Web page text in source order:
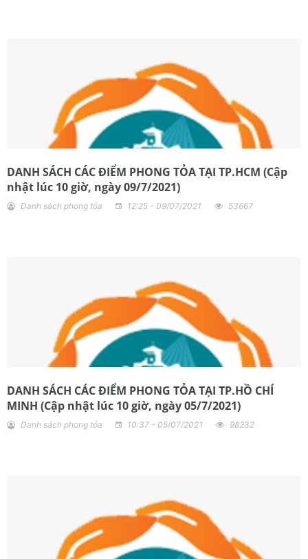
DANH SÁCH CÁC ĐIỂM PHONG TỎA TẠI TP.HCM (Cập
nhật lúc 10 giờ, ngày 09/7/2021)
Danh sách phong tỏa 12:25 - 09/07/2021 53667
DANH SÁCH CÁC ĐIỂM PHONG TỎA TẠI TP.HỒ CHÍ
MINH (Cập nhật lúc 10 giờ, ngày 05/7/2021)
Danh sách phong tỏa 10:37 - 05/07/2021 98232